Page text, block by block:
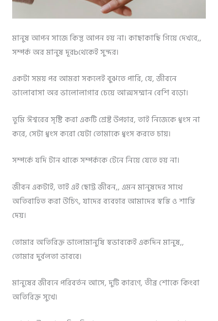
মানুষ আপন সাজে কিন্তু আপন হয় না। কাছাকাছি গিয়ে দেখবে,,
সম্পর্ক অর মানুষ দূরbথেকেই সুন্দর।
একটা সময় পর আমরা সকলেই বুঝতে পারি, যে, জীবনে
ভালোবাসা অর ভালোলাগার চেয়ে আত্মসম্মান বেশি বড়ো।
তুমি ঈশ্বরের সৃষ্টি করা একটি শ্রেষ্ট উপহার, তাই নিজেকে ধ্বংস না
করে, সেটা ধ্বংস করো যেটা তোমাকে ধ্বংস করতে চায়।
সম্পর্কে যদি টান থাকে সম্পর্ককে টেনে নিয়ে যেতে হয় না।
জীবন একটাই, তাই এই ছোট্ট জীবন,, এমন মানুষদের সাথে
অতিবাহিত করা উচিৎ, যাদের ব্যবহার আমাদের স্বস্তি ও শান্তি
দেয়।
তোমার অতিরিক্ত ভালোমানুষি স্বভাবকেই একদিন মানুষ,,
তোমার দুর্বলতা ভাববে।
মানুষের জীবনে পরিবর্তন আসে, দুটি কারণে, তীব্র শোকে কিংবা
অতিরিক্ত সুখে।